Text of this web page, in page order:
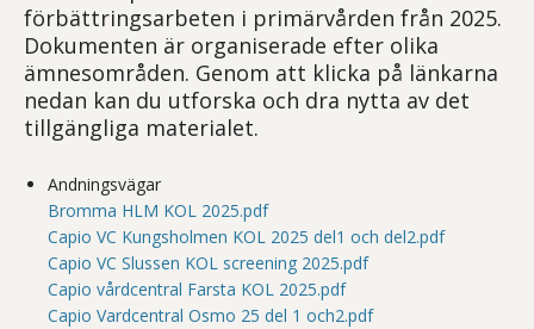
förbättringsarbeten i primärvården från 2025.
Dokumenten är organiserade efter olika
ämnesområden. Genom att klicka på länkarna
nedan kan du utforska och dra nytta av det
tillgängliga materialet.
Andningsvägar
Bromma HLM KOL 2025.pdf
Capio VC Kungsholmen KOL 2025 del1 och del2.pdf
Capio VC Slussen KOL screening 2025.pdf
Capio vårdcentral Farsta KOL 2025.pdf
Capio Vardcentral Osmo 25 del 1 och2.pdf